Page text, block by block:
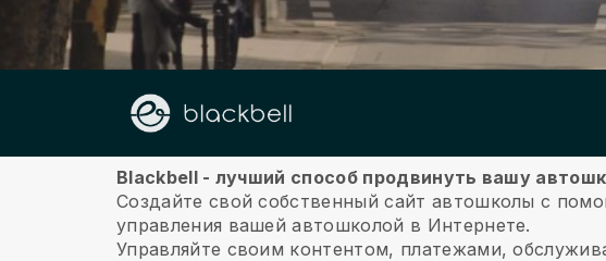
О нас
Blackbell - лучший способ продвинуть вашу
Создайте свой собственный сайт автошколы с
управления вашей автошколой в Интернете.
Управляйте своим контентом, платежами,